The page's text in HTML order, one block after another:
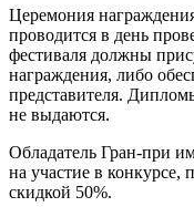
Церемония
проводится в день
фестиваля должны
награждения, либо
представителя.
не выдаются.
Обладатель Гран-при
на участие в
скидкой 50%.